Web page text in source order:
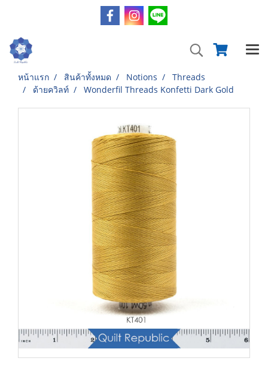
หน้าแรก สินค้าทั้งหมด Notions
Threads
ด้ายควิลท์
Wonderfil Threads Konfetti Dark Gold